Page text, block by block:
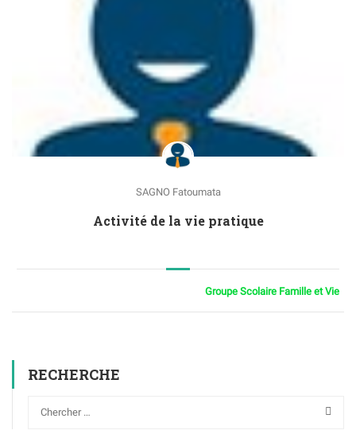
SAGNO Fatoumata
Activité de la vie pratique
Groupe Scolaire Famille et Vie
RECHERCHE